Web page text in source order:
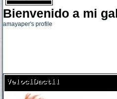
Bienvenido a mi
amayaper's profile